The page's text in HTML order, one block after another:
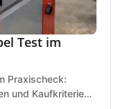
Test im
Praxischeck:
und Kaufkriterien